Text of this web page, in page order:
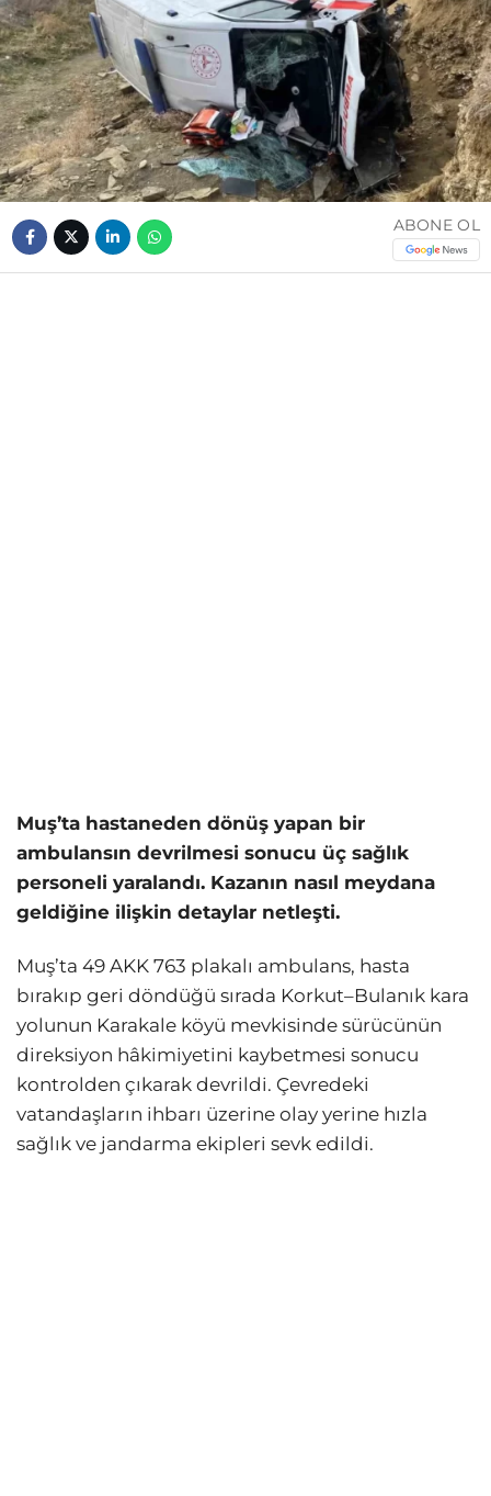
ABONE OL
Muş’ta hastaneden dönüş yapan bir
ambulansın devrilmesi sonucu üç sağlık
personeli yaralandı. Kazanın nasıl meydana
geldiğine ilişkin detaylar netleşti.
Muş’ta 49 AKK 763 plakalı ambulans, hasta
bırakıp geri döndüğü sırada Korkut–Bulanık kara
yolunun Karakale köyü mevkisinde sürücünün
direksiyon hâkimiyetini kaybetmesi sonucu
kontrolden çıkarak devrildi. Çevredeki
vatandaşların ihbarı üzerine olay yerine hızla
sağlık ve jandarma ekipleri sevk edildi.